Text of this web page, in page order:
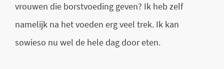
vrouwen die borstvoeding geven? Ik heb zelf
namelijk na het voeden erg veel trek. Ik kan
sowieso nu wel de hele dag door eten.